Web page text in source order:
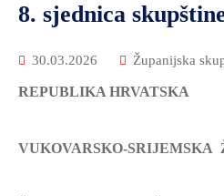
8. sjednica
30.03.2026 Županijska
REPUBLIKA HRVATSKA
VUKOVARSKO-SRIJEMSKA